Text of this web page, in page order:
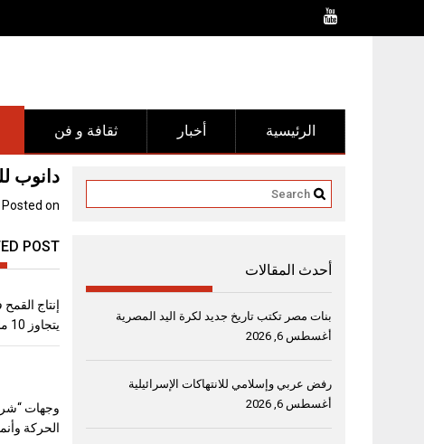
ثقافة و فن أخبار الرئيسية
دانوب
Posted on
POST
يتجاوز 10 ملايين طن
وجهات
الحركة
أحدث المقالات
بنات مصر تكتب تاريخ جديد لكرة اليد المصرية
أغسطس 6, 2026
رفض عربي وإسلامي للانتهاكات الإسرائيلية
أغسطس 6, 2026